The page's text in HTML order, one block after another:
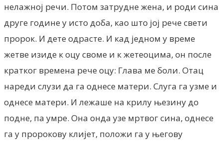
нелажној речи. Потом затрудне жена, и роди сина
друге године у исто доба, као што јој рече свети
пророк. И дете одрасте. И кад једном у време
жетве изиде к оцу своме и к жетеоцима, он после
кратког времена рече оцу: Глава ме боли. Отац
нареди слузи да га однесе матери. Слуга га узме и
однесе матери. И лежаше на крилу њезину до
подне, па умре. Она онда узе мртвог сина, однесе
га у пророкову клијет, положи га у његову